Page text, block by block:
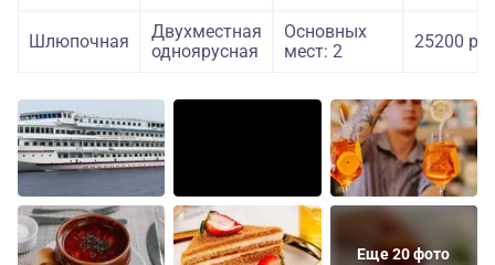
Шлюпочная
Двухместная
одноярусная
Основных
мест: 2
25200
Еще 20 фото